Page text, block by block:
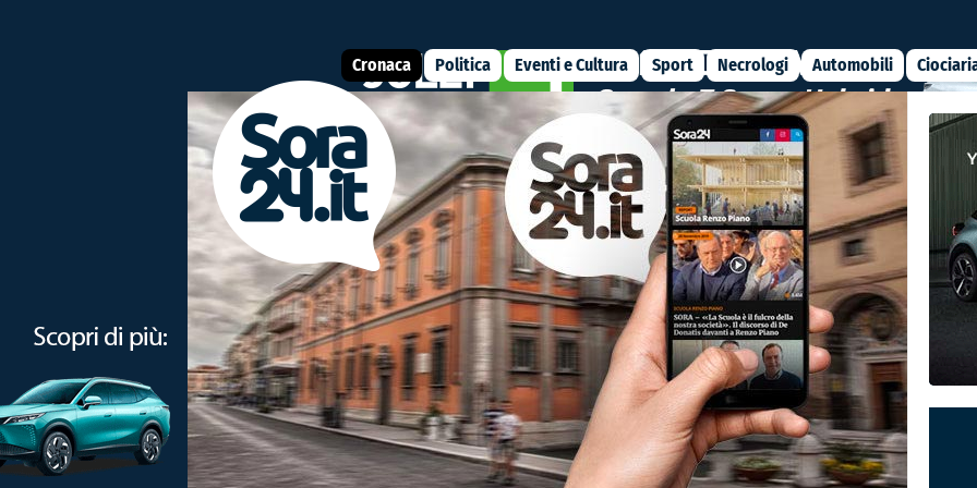
Cronaca Politica Eventi e Cultura Sport Necrologi Automobili